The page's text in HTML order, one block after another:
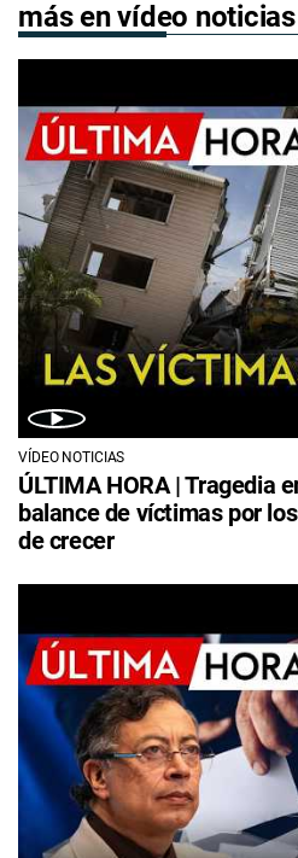
más en vídeo noticias
VÍDEO NOTICIAS
ÚLTIMA HORA | Tragedia
balance de víctimas por
de crecer